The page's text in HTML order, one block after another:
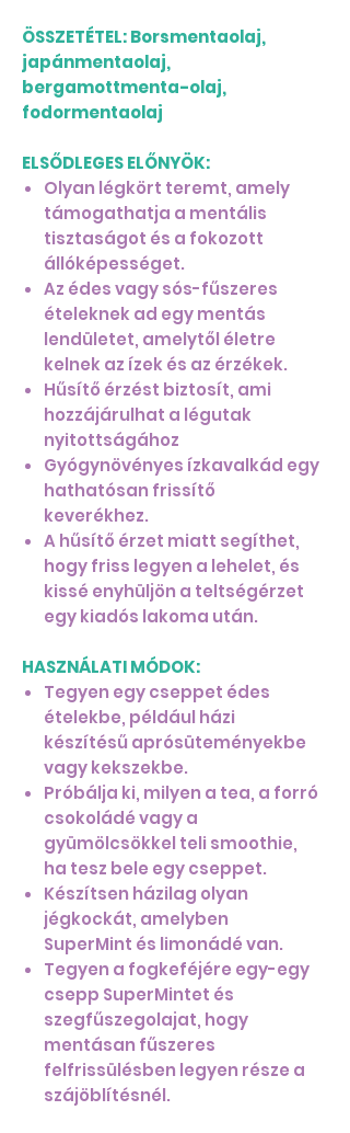
ÖSSZETÉTEL: Borsmentaolaj,
japánmentaolaj,
bergamottmenta-olaj,
fodormentaolaj
ELSŐDLEGES ELŐNYÖK:
Olyan légkört teremt, amely
támogathatja a mentális
tisztaságot és a fokozott
állóképességet.
Az édes vagy sós-fűszeres
ételeknek ad egy mentás
lendületet, amelytől életre
kelnek az ízek és az érzékek.
Hűsítő érzést biztosít, ami
hozzájárulhat a légutak
nyitottságához
Gyógynövényes ízkavalkád egy
hathatósan frissítő
keverékhez.
A hűsítő érzet miatt segíthet,
hogy friss legyen a lehelet, és
kissé enyhüljön a teltségérzet
egy kiadós lakoma után.
HASZNÁLATI MÓDOK:
Tegyen egy cseppet édes
ételekbe, például házi
készítésű aprósüteményekbe
vagy kekszekbe.
Próbálja ki, milyen a tea, a forró
csokoládé vagy a
gyümölcsökkel teli smoothie,
ha tesz bele egy cseppet.
Készítsen házilag olyan
jégkockát, amelyben
SuperMint és limonádé van.
Tegyen a fogkeféjére egy-egy
csepp SuperMintet és
szegfűszegolajat, hogy
mentásan fűszeres
felfrissülésben legyen része a
szájöblítésnél.